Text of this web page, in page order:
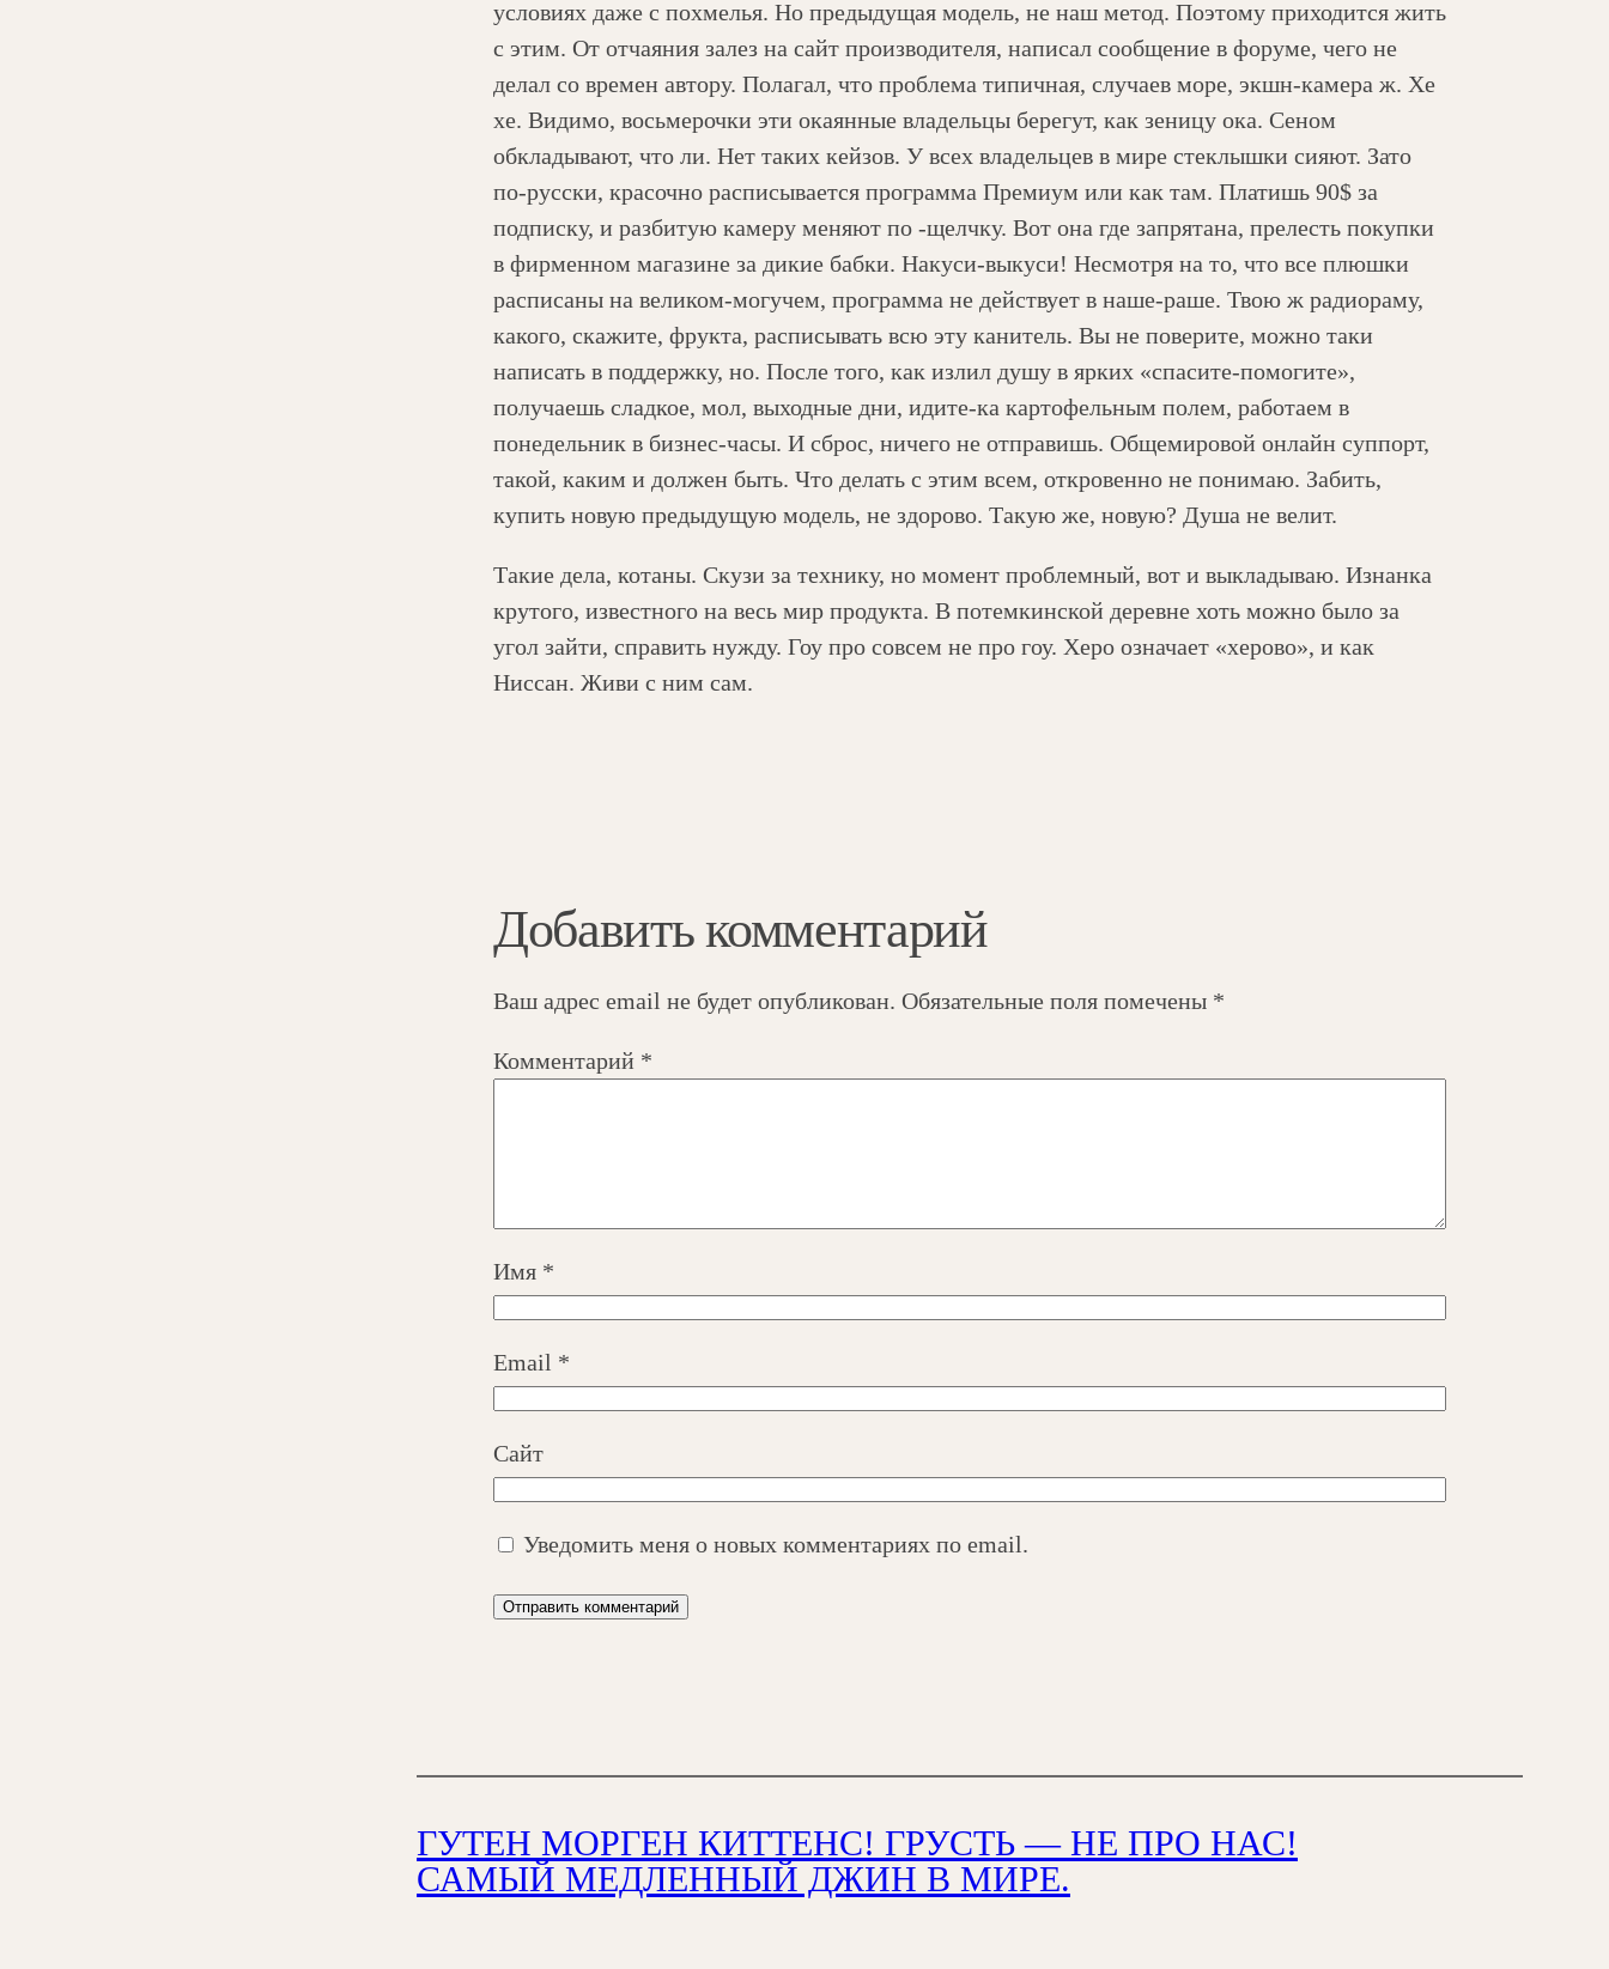
условиях даже с похмелья. Но предыдущая модель, не наш метод. Поэтому приходится жить
с этим. От отчаяния залез на сайт производителя, написал сообщение в форуме, чего не
делал со времен автору. Полагал, что проблема типичная, случаев море, экшн-камера ж. Хе
хе. Видимо, восьмерочки эти окаянные владельцы берегут, как зеницу ока. Сеном
обкладывают, что ли. Нет таких кейзов. У всех владельцев в мире стеклышки сияют. Зато
по-русски, красочно расписывается программа Премиум или как там. Платишь 90$ за
подписку, и разбитую камеру меняют по -щелчку. Вот она где запрятана, прелесть покупки
в фирменном магазине за дикие бабки. Накуси-выкуси! Несмотря на то, что все плюшки
расписаны на великом-могучем, программа не действует в наше-раше. Твою ж радиораму,
какого, скажите, фрукта, расписывать всю эту канитель. Вы не поверите, можно таки
написать в поддержку, но. После того, как излил душу в ярких «спасите-помогите»,
получаешь сладкое, мол, выходные дни, идите-ка картофельным полем, работаем в
понедельник в бизнес-часы. И сброс, ничего не отправишь. Общемировой онлайн суппорт,
такой, каким и должен быть. Что делать с этим всем, откровенно не понимаю. Забить,
купить новую предыдущую модель, не здорово. Такую же, новую? Душа не велит.
Такие дела, котаны. Скузи за технику, но момент проблемный, вот и выкладываю. Изнанка
крутого, известного на весь мир продукта. В потемкинской деревне хоть можно было за
угол зайти, справить нужду. Гоу про совсем не про гоу. Херо означает «херово», и как
Ниссан. Живи с ним сам.
Добавить комментарий
Ваш адрес email не будет опубликован. Обязательные поля помечены *
Комментарий *
Имя *
Email *
Сайт
Уведомить меня о новых комментариях по email.
ГУТЕН МОРГЕН КИТТЕНС! ГРУСТЬ — НЕ ПРО НАС!
САМЫЙ МЕДЛЕННЫЙ ДЖИН В МИРЕ.